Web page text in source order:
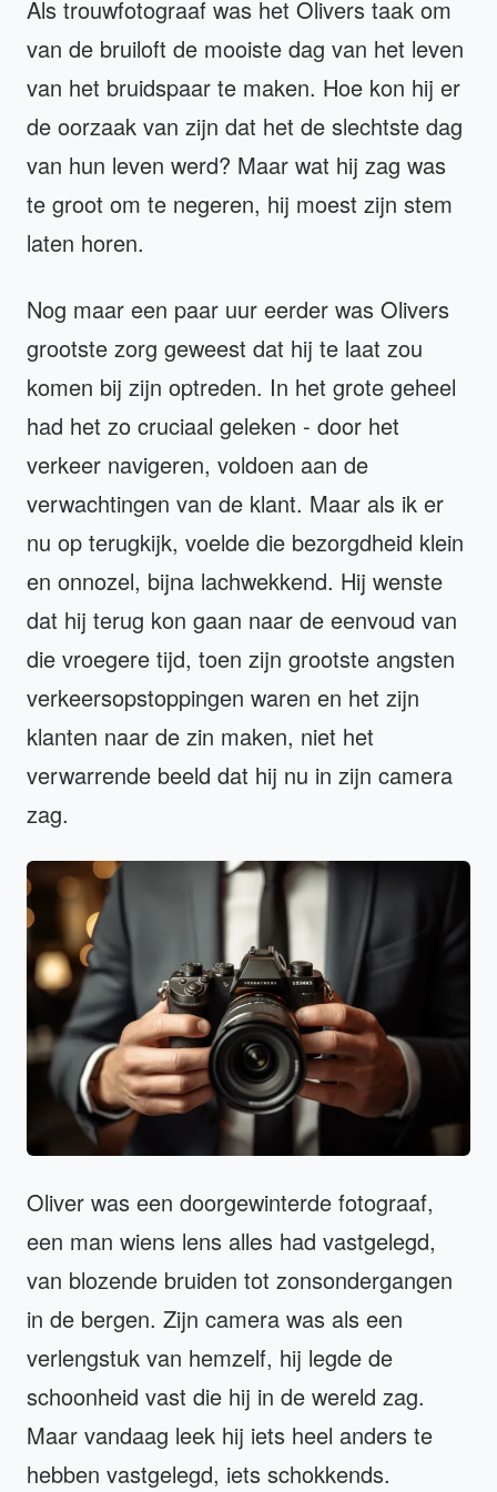
Als trouwfotograaf was het Olivers taak om
van de bruiloft de mooiste dag van het leven
van het bruidspaar te maken. Hoe kon hij er
de oorzaak van zijn dat het de slechtste dag
van hun leven werd? Maar wat hij zag was
te groot om te negeren, hij moest zijn stem
laten horen.
Nog maar een paar uur eerder was Olivers
grootste zorg geweest dat hij te laat zou
komen bij zijn optreden. In het grote geheel
had het zo cruciaal geleken - door het
verkeer navigeren, voldoen aan de
verwachtingen van de klant. Maar als ik er
nu op terugkijk, voelde die bezorgdheid klein
en onnozel, bijna lachwekkend. Hij wenste
dat hij terug kon gaan naar de eenvoud van
die vroegere tijd, toen zijn grootste angsten
verkeersopstoppingen waren en het zijn
klanten naar de zin maken, niet het
verwarrende beeld dat hij nu in zijn camera
zag.
Oliver was een doorgewinterde fotograaf,
een man wiens lens alles had vastgelegd,
van blozende bruiden tot zonsondergangen
in de bergen. Zijn camera was als een
verlengstuk van hemzelf, hij legde de
schoonheid vast die hij in de wereld zag.
Maar vandaag leek hij iets heel anders te
hebben vastgelegd, iets schokkends.